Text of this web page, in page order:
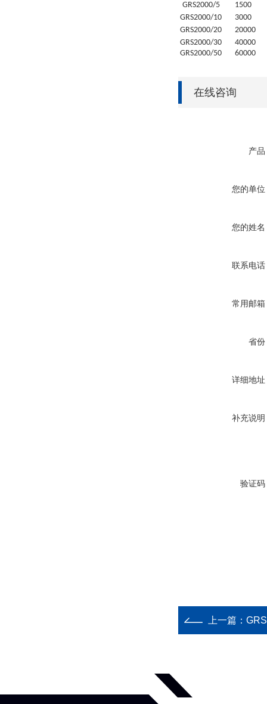
GRS2000/5
1500
GRS2000/10
3000
GRS2000/20 20000
GRS2000/30 40000
GRS2000/50 60000
在线咨询
产品
您的单位
您的姓名
联系电话
常用邮箱
省份
详细地址
补充说明
验证码
上一篇：